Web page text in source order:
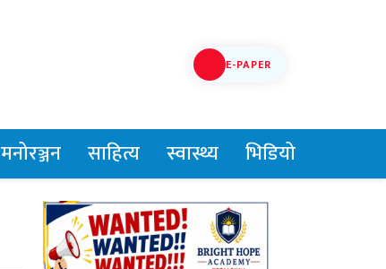
E-PAPER
मनोरञ्जन साहित्य स्वास्थ्य भिडियो